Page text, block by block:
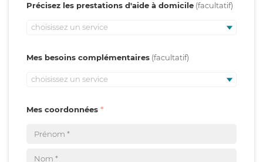
Précisez les prestations d'aide à domicile
choisissez un service
Mes besoins complémentaires
choisissez un service
Mes coordonnées